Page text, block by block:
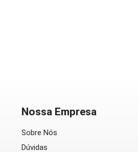
Nossa Empresa
Sobre Nós
Dúvidas